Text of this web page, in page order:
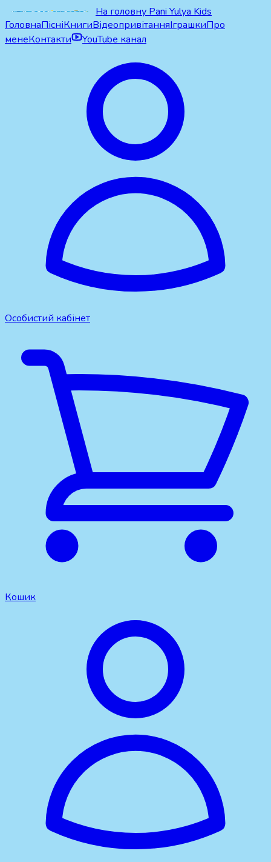
На головну Pani Yulya Kids
ГоловнаПісніКнигиВідеопривітанняІграшкиПро
менеКонтакти YouTube канал
Особистий кабінет
Кошик